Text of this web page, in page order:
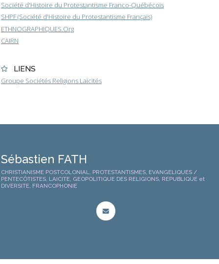
Société d'Histoire du Protestantisme Franco-Québécois
SHPF (Société d'Histoire du Protestantisme Français)
ETHNOGRAPHIQUES.Org
CAIRN
LIENS
Groupe Sociétés Religions Laïcités
Sébastien FATH
CHRISTIANISME POSTCOLONIAL, PROTESTANTISMES, EVANGELIQUES /
PENTECÔTISTES, LAICITE, GEOPOLITIQUE DES RELIGIONS, REPUBLIQUE et
DIVERSITE, FRANCOPHONIE